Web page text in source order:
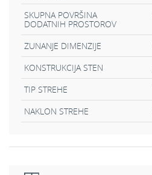
SKUPNA POVRŠINA
DODATNIH PROSTOROV
ZUNANJE DIMENZIJE
KONSTRUKCIJA STEN
TIP STREHE
NAKLON STREHE